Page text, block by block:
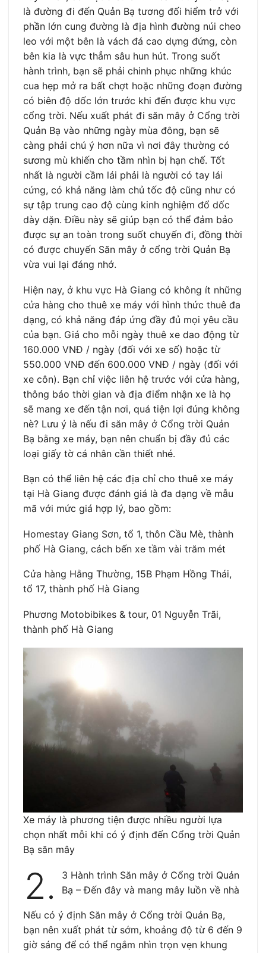
là đường đi đến Quản Bạ tương đối hiểm trở với
phần lớn cung đường là địa hình đường núi cheo
leo với một bên là vách đá cao dựng đứng, còn
bên kia là vực thẳm sâu hun hút. Trong suốt
hành trình, bạn sẽ phải chinh phục những khúc
cua hẹp mở ra bất chợt hoặc những đoạn đường
có biên độ dốc lớn trước khi đến được khu vực
cổng trời. Nếu xuất phát đi săn mây ở Cổng trời
Quản Bạ vào những ngày mùa đông, bạn sẽ
càng phải chú ý hơn nữa vì nơi đây thường có
sương mù khiến cho tầm nhìn bị hạn chế. Tốt
nhất là người cầm lái phải là người có tay lái
cứng, có khả năng làm chủ tốc độ cũng như có
sự tập trung cao độ cùng kinh nghiệm đổ dốc
dày dặn. Điều này sẽ giúp bạn có thể đảm bảo
được sự an toàn trong suốt chuyến đi, đồng thời
có được chuyến Săn mây ở cổng trời Quản Bạ
vừa vui lại đáng nhớ.
Hiện nay, ở khu vực Hà Giang có không ít những
cửa hàng cho thuê xe máy với hình thức thuê đa
dạng, có khả năng đáp ứng đầy đủ mọi yêu cầu
của bạn. Giá cho mỗi ngày thuê xe dao động từ
160.000 VNĐ / ngày (đối với xe số) hoặc từ
550.000 VNĐ đến 600.000 VNĐ / ngày (đối với
xe côn). Bạn chỉ việc liên hệ trước với cửa hàng,
thông báo thời gian và địa điểm nhận xe là họ
sẽ mang xe đến tận nơi, quá tiện lợi đúng không
nè? Lưu ý là nếu đi săn mây ở Cổng trời Quản
Bạ bằng xe máy, bạn nên chuẩn bị đầy đủ các
loại giấy tờ cá nhân cần thiết nhé.
Bạn có thể liên hệ các địa chỉ cho thuê xe máy
tại Hà Giang được đánh giá là đa dạng về mẫu
mã với mức giá hợp lý, bao gồm:
Homestay Giang Sơn, tổ 1, thôn Cầu Mè, thành
phố Hà Giang, cách bến xe tầm vài trăm mét
Cửa hàng Hằng Thường, 15B Phạm Hồng Thái,
tổ 17, thành phố Hà Giang
Phương Motobibikes & tour, 01 Nguyễn Trãi,
thành phố Hà Giang
Xe máy là phương tiện được nhiều người lựa
chọn nhất mỗi khi có ý định đến Cổng trời Quản
Bạ săn mây
2.
3 Hành trình Săn mây ở Cổng trời Quản
Bạ – Đến đây và mang mây luồn về nhà
Nếu có ý định Săn mây ở Cổng trời Quản Bạ,
bạn nên xuất phát từ sớm, khoảng độ từ 6 đến 9
giờ sáng để có thể ngắm nhìn trọn vẹn khung